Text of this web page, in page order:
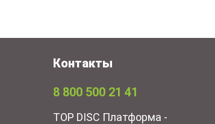
Контакты
8 800 500 21 41
TOP DISC Платформа -